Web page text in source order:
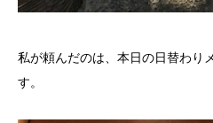
私が頼んだのは、本日の日替わり
す。